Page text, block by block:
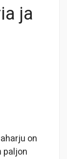
ja
on
paljon